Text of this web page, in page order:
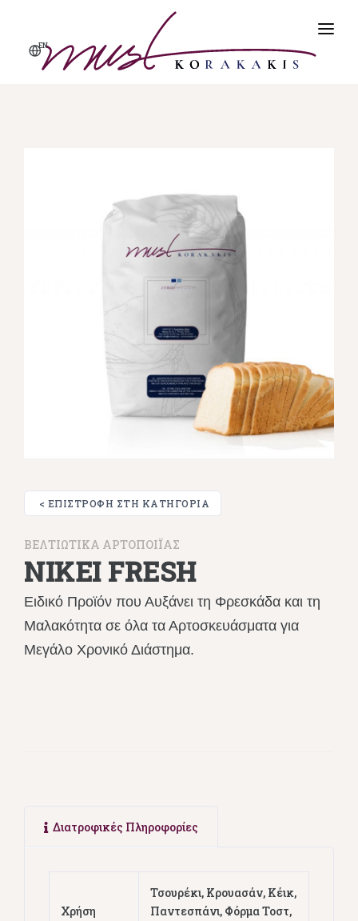
EN
ΠΟΙΌΤΗΤΑ & ΑΣΦΆΛΕΙΑ
< ΕΠΙΣΤΡΟΦΉ ΣΤΗ ΚΑΤΗΓΟΡΊΑ
ΒΕΛΤΙΩΤΙΚΑ ΑΡΤΟΠΟΙΪΑΣ
NIKEI FRESH
Ειδικό Προϊόν που Αυξάνει τη Φρεσκάδα και τη
Μαλακότητα σε όλα τα Αρτοσκευάσματα για
Μεγάλο Χρονικό Διάστημα.
Διατροφικές Πληροφορίες
Χρήση
Τσουρέκι, Κρουασάν, Κέικ,
Παντεσπάνι, Φόρμα Τοστ,